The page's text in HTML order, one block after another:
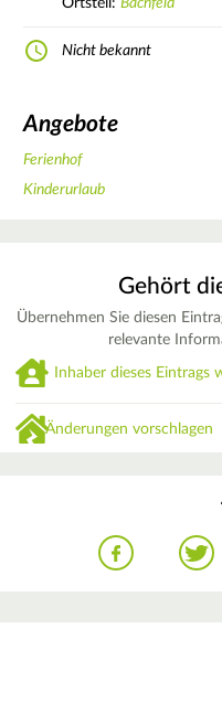
Nicht bekannt
Angebote
Ferienhof
Kinderurlaub
Gehört
Übernehmen Sie diesen
relevante
Inhaber dieses Eintrags
Änderungen vorschlagen